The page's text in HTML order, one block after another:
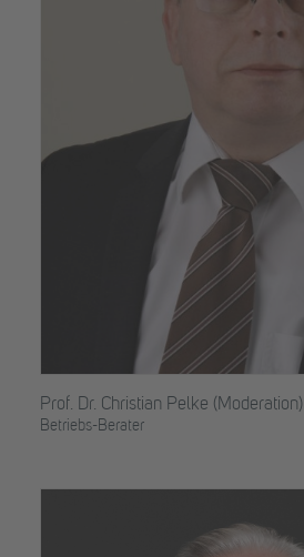
Prof. Dr. Christian Pelke (Moderation)
Betriebs-Berater